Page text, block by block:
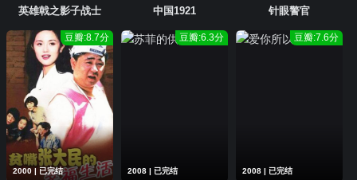
英雄戟之影子战士 中国1921 针眼警官
2000 | 已完结
豆瓣:8.7分
2008 | 已完结
豆瓣:6.3分
2008 | 已完结
豆瓣:7.6分